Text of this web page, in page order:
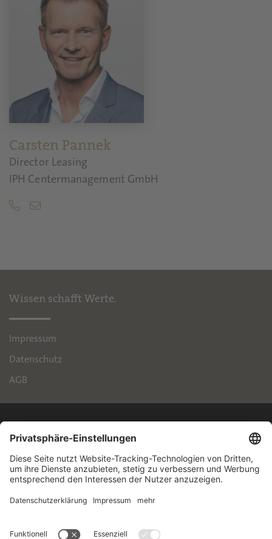
Carsten Pannek
Director Leasing
IPH Centermanagement GmbH
Wissen schafft Werte.
Impressum
Datenschutz
AGB
IPH
Handelsimmobilien GmbH
80333 München
+49 89 55118-145